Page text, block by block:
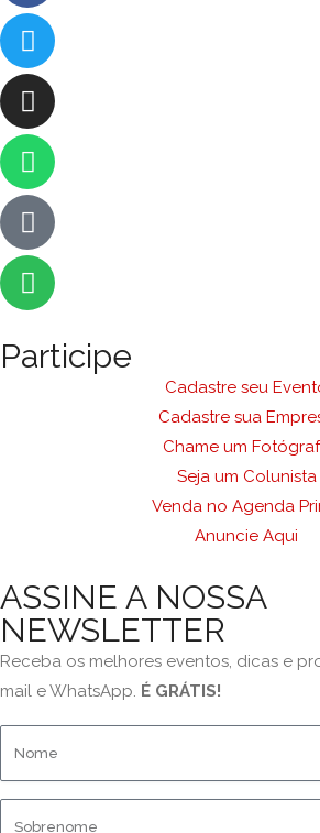
Participe
Cadastre seu
Cadastre sua
Chame um
Seja um Colunista
Venda no Agenda
Anuncie Aqui
ASSINE A NOSSA
NEWSLETTER
Receba os melhores eventos, dicas e
mail e WhatsApp. É GRÁTIS!